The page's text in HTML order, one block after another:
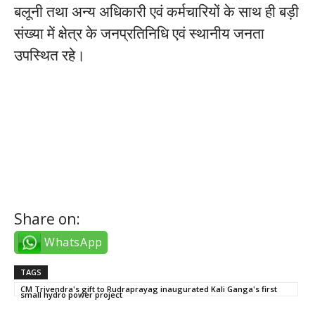
बलूनी तथा अन्य अधिकारी एवं कर्मचारियों के साथ ही बड़ी
संख्या में क्षेत्र के जनप्रतिनिधि एवं स्थानीय जनता
उपस्थित रहे।
Share on:
WhatsApp
TAGS
CM Trivendra's gift to Rudraprayag inaugurated Kali Ganga's first
small hydro power project